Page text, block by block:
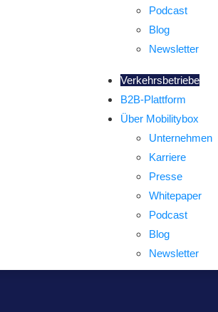
Podcast
Blog
Newsletter
Verkehrsbetriebe
B2B-Plattform
Über Mobilitybox
Unternehmen
Karriere
Presse
Whitepaper
Podcast
Blog
Newsletter